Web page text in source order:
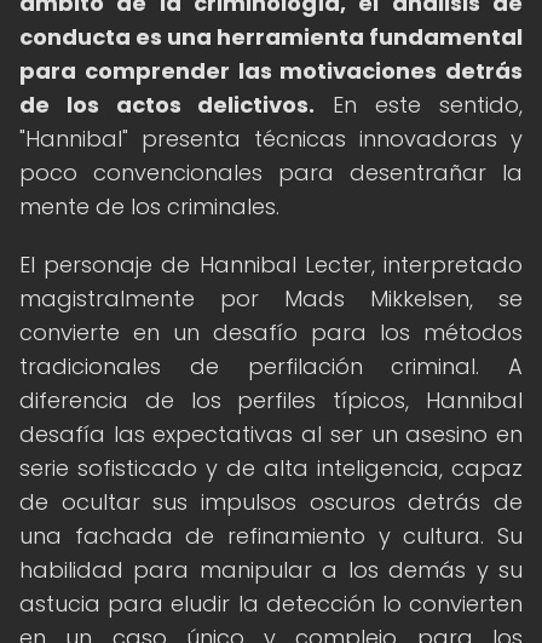
conducta es una herramienta fundamental
para comprender las motivaciones detrás
de los actos delictivos. En este sentido,
"Hannibal" presenta técnicas innovadoras y
poco convencionales para desentrañar la
mente de los criminales.
El personaje de Hannibal Lecter, interpretado
magistralmente por Mads Mikkelsen, se
convierte en un desafío para los métodos
tradicionales de perfilación criminal. A
diferencia de los perfiles típicos, Hannibal
desafía las expectativas al ser un asesino en
serie sofisticado y de alta inteligencia, capaz
de ocultar sus impulsos oscuros detrás de
una fachada de refinamiento y cultura. Su
habilidad para manipular a los demás y su
astucia para eludir la detección lo convierten